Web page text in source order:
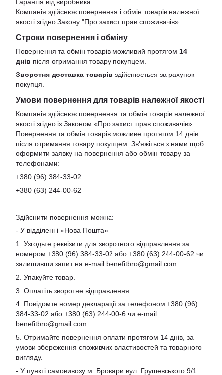
Гарантія від виробника
Компанія здійснює повернення і обмін товарів належної
якості згідно Закону "Про захист прав споживачів»
Строки повернення і обміну
Повернення та обмін товарів можливий протягом 14
днів після отримання товару покупцем.
Зворотня доставка товарів здійснюється за рахунок
покупця.
Умови повернення для товарів належної якості
Компанія здійснює повернення та обмін товарів належної
якості згідно із Законом «Про захист прав споживачів».
Повернення та обмін товарів можливе протягом 14 днів
після отримання товару покупцем. Зв'яжіться з нами щоб
оформити заявку на повернення або обмін товару за
телефонами:
+380 (96) 384-33-02
+380 (63) 244-00-62
Здійснити повернення можна:
- У відділенні «Нова Пошта»
1. Узгодьте реквізити для зворотного відправлення за
номером +380 (96) 384-33-02 або +380 (63) 244-00-62 чи
залишивши запит на e-mail benefitbro@gmail.com
2. Упакуйте товар.
3. Оплатіть зворотне відправлення.
4. Повідомте номер декларації за телефоном +380 (96)
384-33-02 або +380 (63) 244-00-6 чи e-mail
benefitbro@gmail.com
5. Отримайте повернення оплати протягом 14 днів, за
умови збереження споживчих властивостей та товарного
вигляду.
- У пункті самовивозу м. Бровари вул. Грушевського 9/1